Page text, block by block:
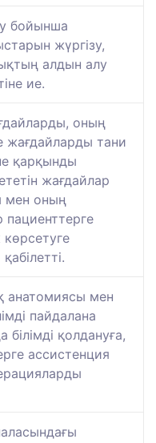
бойынша
жүргізу,
алдын алу
ие.
оның
жағдайларды тани
қарқынды
жағдайлар
мен оның
анатомиясы мен
пайдалана
білімді қолдануға,
ассистенция